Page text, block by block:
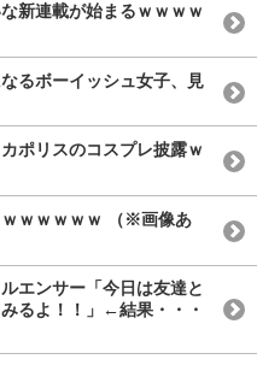
新連載が始まるｗｗｗｗ
るボーイッシュ女子、見
ポリスのコスプレ披露ｗ
ｗｗｗｗｗ （※画像あ
エンサー「今日は友達と
るよ！！」←結果・・・